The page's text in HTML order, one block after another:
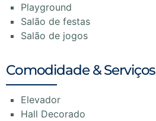
Playground
Salão de festas
Salão de jogos
Comodidade & Serviços
Elevador
Hall Decorado